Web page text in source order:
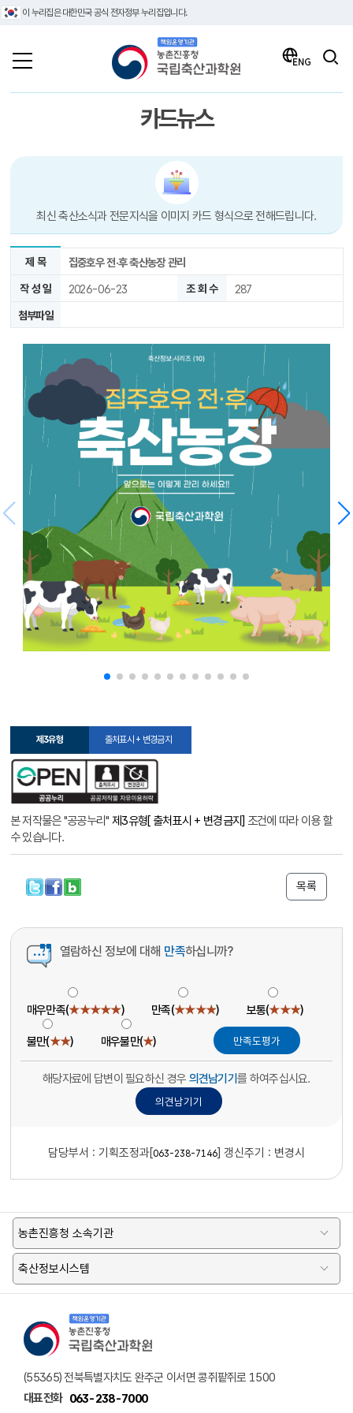
이 누리집은 대한민국 공식 전자정부 누리집입니다.
책임운영기관 농촌진흥청 국립축산과학원
카드뉴스
최신 축산소식과 전문지식을 이미지 카드 형식으로 전해드립니다.
제 목 집중호우 전·후 축산농장 관리
작 성 일 2026-06-23 조 회 수 287
첨부파일
제3유형 출처표시 + 변경금지
본 저작물은 "공공누리" 제3유형[ 출처표시 + 변경금지] 조건에 따라 이용 할
수 있습니다.
목록
열람하신 정보에 대해 만족하십니까?
매우만족(★★★★★) 만족(★★★★) 보통(★★★)
불만(★★) 매우불만(★)
해당자료에 답변이 필요하신 경우 의견남기기를 하여주십시요.
담당부서 : 기획조정과[063-238-7146] 갱신주기 : 변경시
농촌진흥청 소속기관
축산정보시스템
(55365) 전북특별자치도 완주군 이서면 콩쥐팥쥐로 1500
대표전화 063-238-7000